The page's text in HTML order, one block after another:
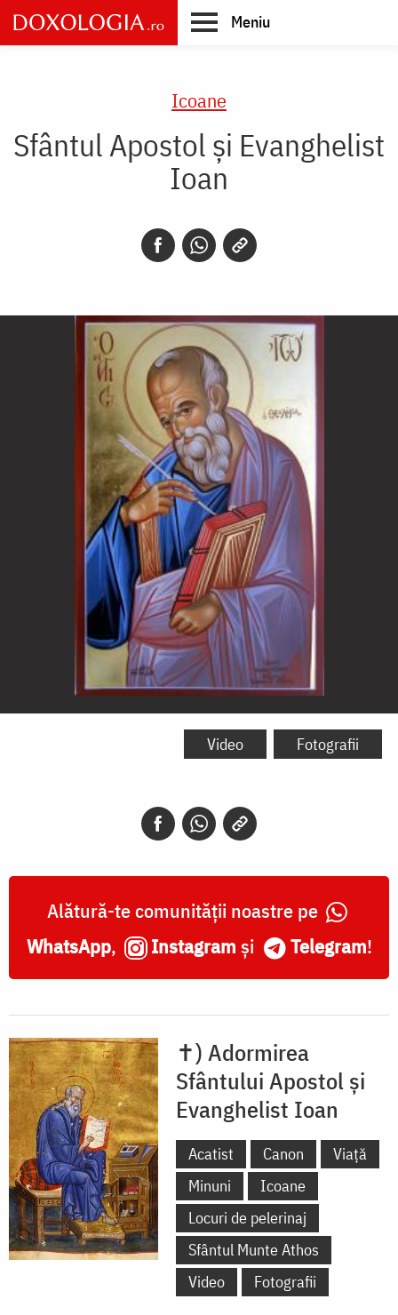
Skip
to
main
Meniu
Icoane
Sfântul Apostol și Evanghelist
Ioan
Sfântul
Video Fotografii
Alătură-te comunității noastre pe
WhatsApp, Instagram și Telegram!
✝) Adormirea
Sfântului Apostol și
Evanghelist Ioan
Acatist Canon
Viață
Minuni
Icoane
Locuri de pelerinaj
Sfântul Munte Athos
Video
Fotografii